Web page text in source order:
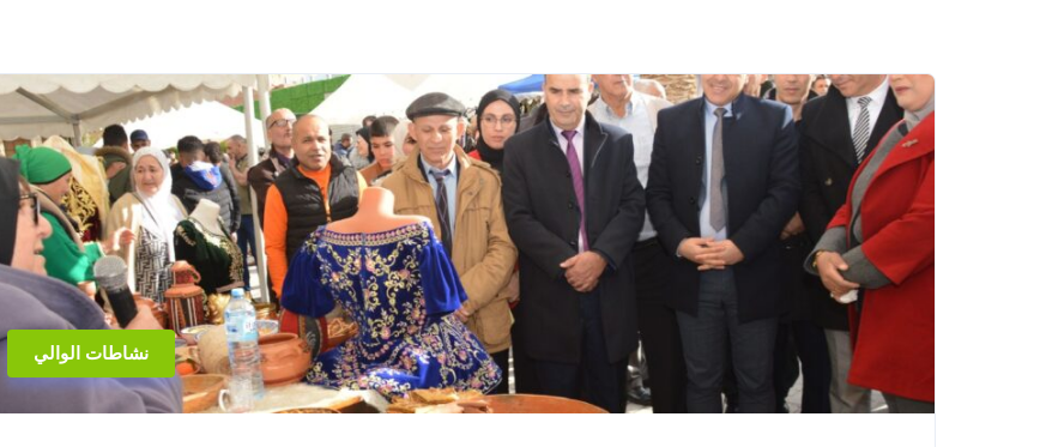
نشاطات الوالي